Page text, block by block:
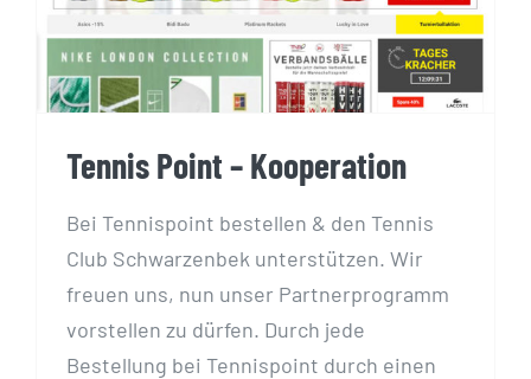
Tennis Point – Kooperation
Bei Tennispoint bestellen & den Tennis
Club Schwarzenbek unterstützen. Wir
freuen uns, nun unser Partnerprogramm
vorstellen zu dürfen. Durch jede
Bestellung bei Tennispoint durch einen